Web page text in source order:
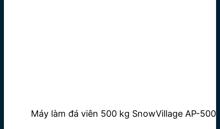
Máy làm đá viên 500 kg SnowVillage AP-500